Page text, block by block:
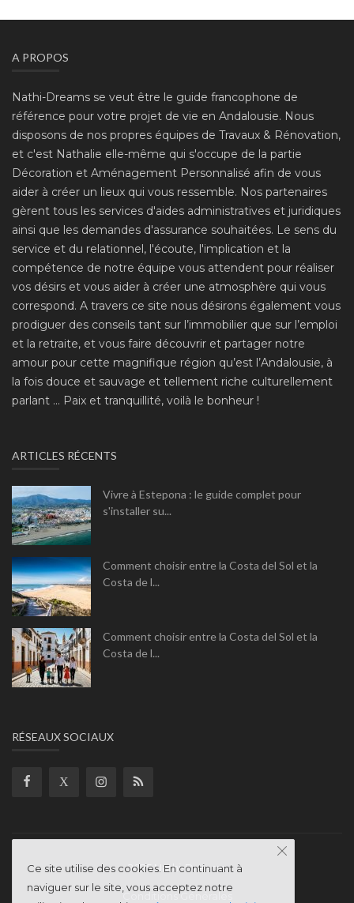
A PROPOS
Nathi-Dreams se veut être le guide francophone de
référence pour votre projet de vie en Andalousie. Nous
disposons de nos propres équipes de Travaux & Rénovation,
et c'est Nathalie elle-même qui s'occupe de la partie
Décoration et Aménagement Personnalisé afin de vous
aider à créer un lieux qui vous ressemble. Nos partenaires
gèrent tous les services d'aides administratives et juridiques
ainsi que les demandes d'assurance souhaitées. Le sens du
service et du relationnel, l'écoute, l'implication et la
compétence de notre équipe vous attendent pour réaliser
vos désirs et vous aider à créer une atmosphère qui vous
correspond. A travers ce site nous désirons également vous
prodiguer des conseils tant sur l’immobilier que sur l’emploi
et la retraite, et vous faire découvrir et partager notre
amour pour cette magnifique région qu’est l’Andalousie, à
la fois douce et sauvage et tellement riche culturellement
parlant ... Paix et tranquillité, voilà le bonheur !
ARTICLES RÉCENTS
Vivre à Estepona : le guide complet pour
s'installer su...
Comment choisir entre la Costa del Sol et la
Costa de l...
Comment choisir entre la Costa del Sol et la
Costa de l...
RÉSEAUX SOCIAUX
2025 Nathi-Dreams
Conditions Générales
Ce site utilise des cookies. En continuant à
naviguer sur le site, vous acceptez notre